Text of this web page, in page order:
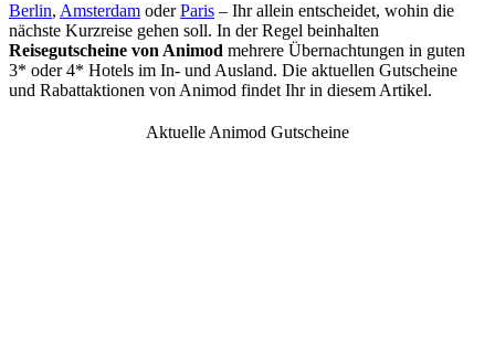
Berlin, Amsterdam oderParis – Ihr allein entscheidet, wohin die
nächste Kurzreise gehen soll. In der Regel beinhalten
Reisegutscheine von Animod mehrere Übernachtungen in guten
3* oder 4* Hotels im In- und Ausland. Die aktuellen Gutscheine
und Rabattaktionen von Animod findet Ihr in diesem Artikel.
Aktuelle Animod Gutscheine